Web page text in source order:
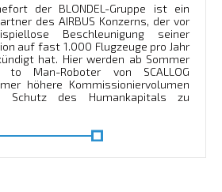
der BLONDEL-Gruppe ist ein
des AIRBUS Konzerns, der vor
Beschleunigung seiner
auf fast 1.000 Flugzeuge pro Jahr
hat. Hier werden ab Sommer
Man-Roboter von SCALLOG
höhere Kommissioniervolumen
Schutz des Humankapitals zu